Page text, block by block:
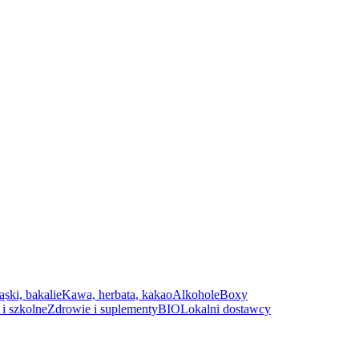
bakalieKawa, herbata, kakaoAlkoholeBoxy
szkolneZdrowie i suplementyBIOLokalni dostawcy